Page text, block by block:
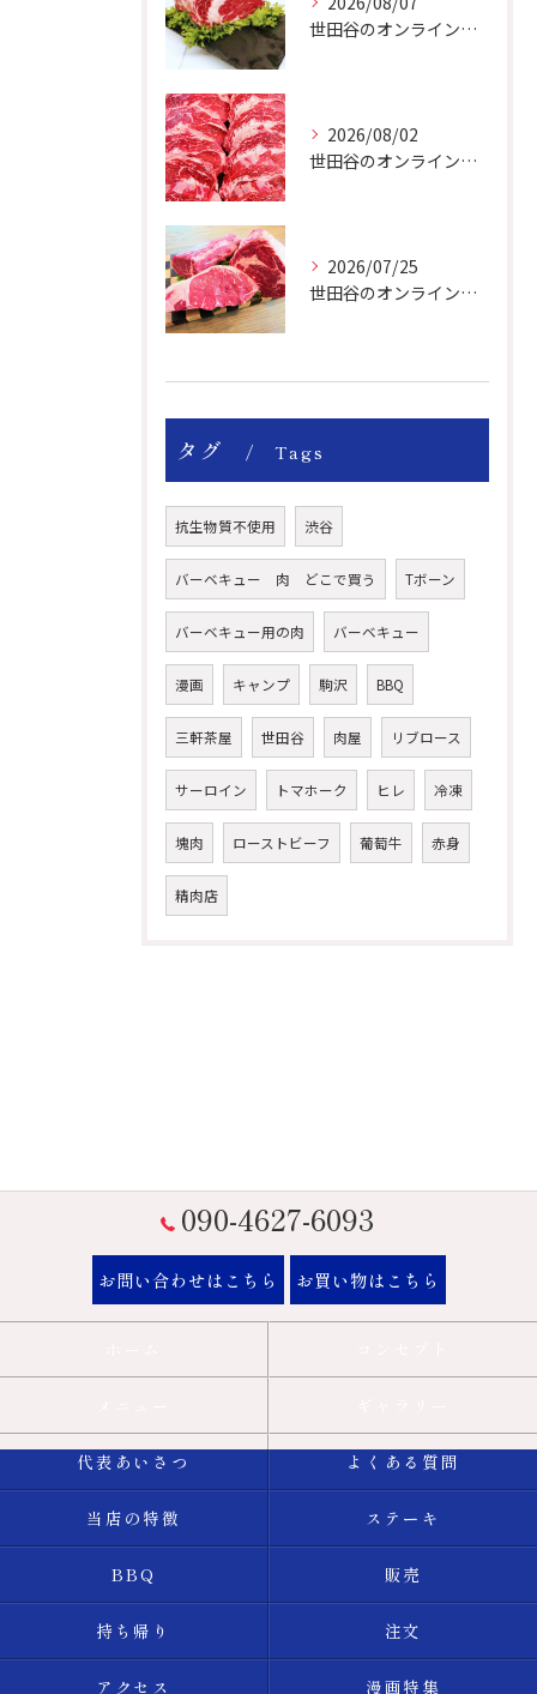
世田谷のオンライン肉屋のお肉は美味しいですよ！
2026/08/02
世田谷のオンライン肉屋は厳選輸入牛を取り扱っています。
2026/07/25
世田谷のオンライン肉屋の輸入牛は特別です。
タグ Tags
抗生物質不使用 渋谷
バーベキュー 肉 どこで買う Tボーン
バーベキュー用の肉 バーベキュー
漫画 キャンプ 駒沢 BBQ
三軒茶屋 世田谷 肉屋 リブロース
サーロイン トマホーク ヒレ 冷凍
塊肉 ローストビーフ 葡萄牛 赤身
精肉店
090-4627-6093
お問い合わせはこちら お買い物はこちら
代表あいさつ よくある質問
当店の特徴 ステーキ
BBQ 販売
持ち帰り 注文
アクセス 漫画特集